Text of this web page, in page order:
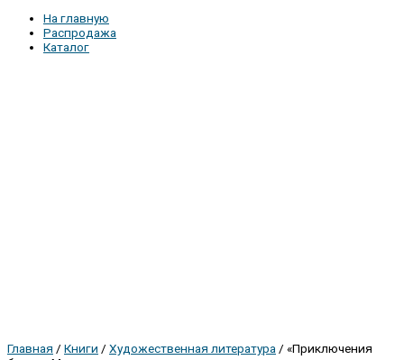
На главную
Распродажа
Каталог
Главная / Книги / Художественная литература / «Приключения